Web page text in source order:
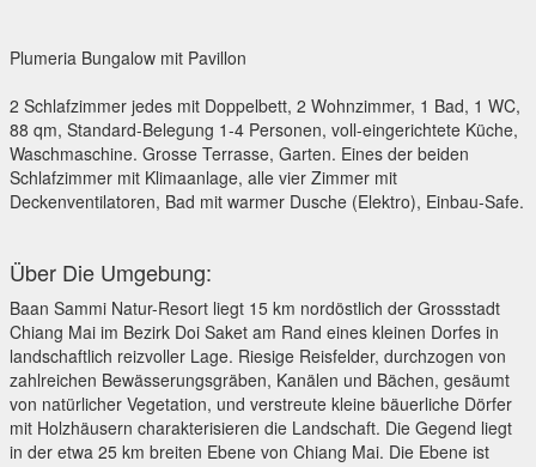
Plumeria Bungalow mit Pavillon
2 Schlafzimmer jedes mit Doppelbett, 2 Wohnzimmer, 1 Bad, 1 WC,
88 qm, Standard-Belegung 1-4 Personen, voll-eingerichtete Küche,
Waschmaschine. Grosse Terrasse, Garten. Eines der beiden
Schlafzimmer mit Klimaanlage, alle vier Zimmer mit
Deckenventilatoren, Bad mit warmer Dusche (Elektro), Einbau-Safe.
Über Die Umgebung:
Baan Sammi Natur-Resort liegt 15 km nordöstlich der Grossstadt
Chiang Mai im Bezirk Doi Saket am Rand eines kleinen Dorfes in
landschaftlich reizvoller Lage. Riesige Reisfelder, durchzogen von
zahlreichen Bewässerungsgräben, Kanälen und Bächen, gesäumt
von natürlicher Vegetation, und verstreute kleine bäuerliche Dörfer
mit Holzhäusern charakterisieren die Landschaft. Die Gegend liegt
in der etwa 25 km breiten Ebene von Chiang Mai. Die Ebene ist